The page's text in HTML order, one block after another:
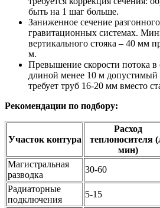
быть на 1 шаг больше.
Заниженное сечение
гравитационных системах.
вертикального стояка – 40 мм
м.
Превышение скорости потока в
длиной менее 10 м допустимый
требует труб 16-20 мм вместо
Рекомендации по подбору:
Участок контура
Расход
теплоносителя
мин)
Магистральная
разводка
30-60
Радиаторные
подключения
5-15